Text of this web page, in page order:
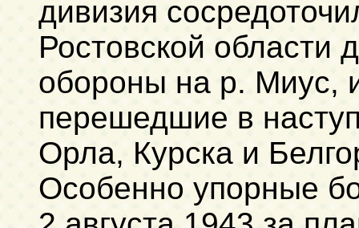
дивизия
Ростовской области
обороны на р. Миус,
перешедшие в
Орла, Курска и
Особенно упорные